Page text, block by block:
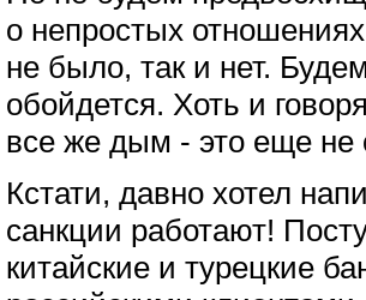
о непростых
не было, так и нет.
обойдется. Хоть и
все же дым - это еще не
Кстати, давно хотел
санкции работают!
китайские и турецкие